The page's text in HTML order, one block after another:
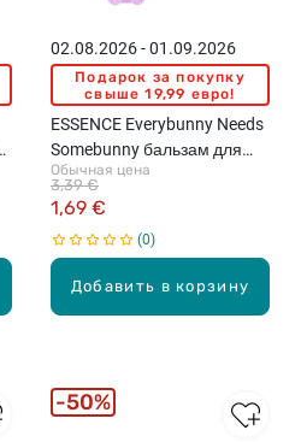
Добавить в корзину
02.08.2026 - 01.09.2026
Подарок за покупку
свыше 19,99 евро!
ESSENCE Everybunny Needs
Somebunny бальзам для
губ, 01 Hop Into Happiness,
1.38мл
Обычная цена
1,69 €
3,39 €
0
50%